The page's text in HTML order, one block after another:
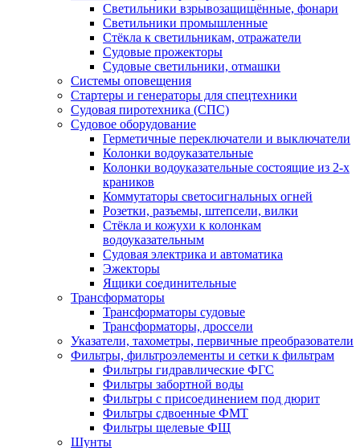
Светильники взрывозащищённые, фонари
Светильники промышленные
Стёкла к светильникам, отражатели
Судовые прожекторы
Судовые светильники, отмашки
Системы оповещения
Стартеры и генераторы для спецтехники
Судовая пиротехника (СПС)
Судовое оборудование
Герметичные переключатели и выключатели
Колонки водоуказательные
Колонки водоуказательные состоящие из 2-х
краников
Коммутаторы светосигнальных огней
Розетки, разъемы, штепсели, вилки
Стёкла и кожухи к колонкам
водоуказательным
Судовая электрика и автоматика
Эжекторы
Ящики соединительные
Трансформаторы
Трансформаторы судовые
Трансформаторы, дроссели
Указатели, тахометры, первичные преобразователи
Фильтры, фильтроэлементы и сетки к фильтрам
Фильтры гидравлические ФГС
Фильтры забортной воды
Фильтры с присоединением под дюрит
Фильтры сдвоенные ФМТ
Фильтры щелевые ФЩ
Шунты